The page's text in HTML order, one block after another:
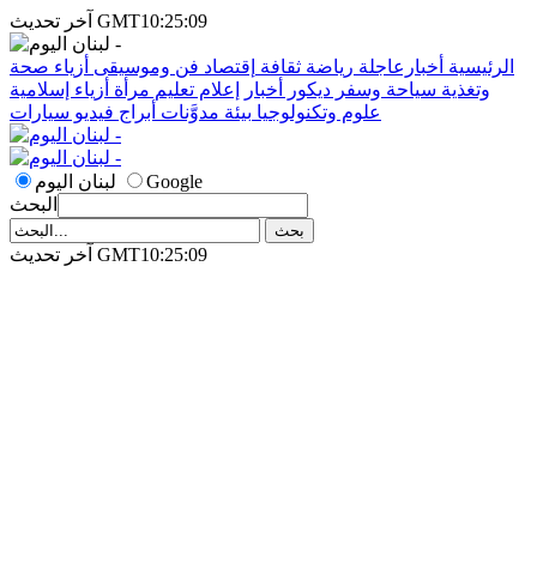
آخر تحديث GMT10:25:09
الرئيسية أخبارعاجلة رياضة ثقافة إقتصاد فن وموسيقى أزياء صحة
وتغذية سياحة وسفر ديكور أخبار إعلام تعليم مرأة أزياء إسلامية
علوم وتكنولوجيا بيئة مدوَّنات أبراج فيديو سيارات
لبنان اليوم
Google
البحث
آخر تحديث GMT10:25:09